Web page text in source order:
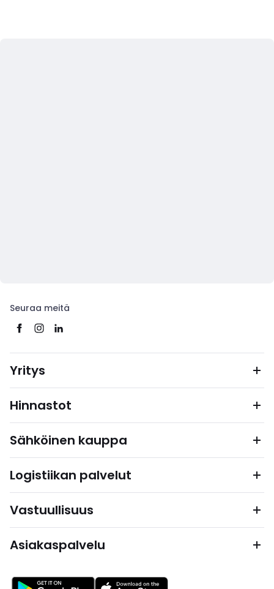
Seuraa meitä
Yritys
Hinnastot
Sähköinen kauppa
Logistiikan palvelut
Vastuullisuus
Asiakaspalvelu